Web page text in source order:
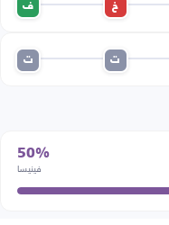
خ ف
ت ت
50%
فينيسا